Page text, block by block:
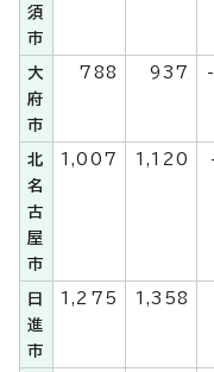
須
市
大
府
市
788 937
北
名
古
屋
市
1,007 1,120
日
進
市
1,275 1,358